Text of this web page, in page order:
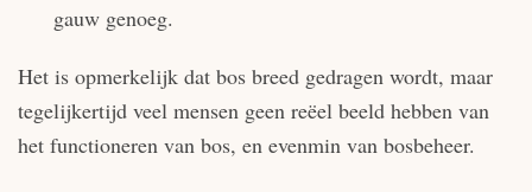
gauw genoeg.
Het is opmerkelijk dat bos breed gedragen wordt, maar
tegelijkertijd veel mensen geen reëel beeld hebben van
het functioneren van bos, en evenmin van bosbeheer.